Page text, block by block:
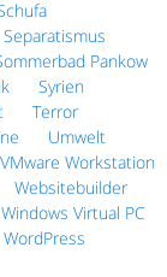
Separatismus
Pankow
Syrien
Terror
Umwelt
VMware Workstation
Websitebuilder
Windows Virtual PC
WordPress